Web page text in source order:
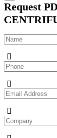
Request